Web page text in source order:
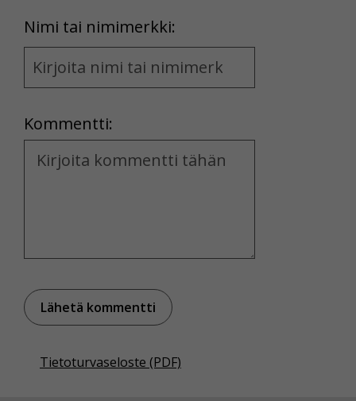
Nimi tai nimimerkki:
Name
and
Kommentti:
Kommentti
Tietoturvaseloste (PDF)